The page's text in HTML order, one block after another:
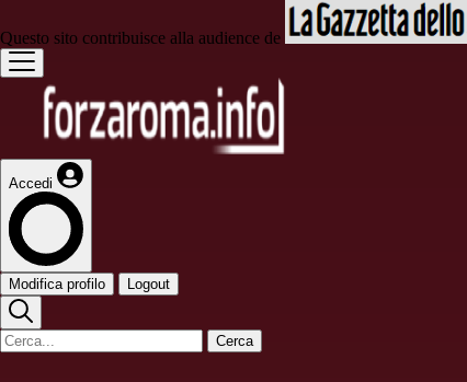
Questo sito contribuisce alla audience de
Accedi
Modifica profilo Logout
Cerca